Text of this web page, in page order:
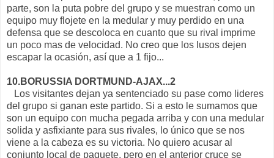
parte, son la puta pobre del grupo y se muestran como un
equipo muy flojete en la medular y muy perdido en una
defensa que se descoloca en cuanto que su rival imprime
un poco mas de velocidad. No creo que los lusos dejen
escapar la ocasión, así que a 1 fijo...
10.BORUSSIA DORTMUND-AJAX...2
Los visitantes dejan ya sentenciado su pase como lideres
del grupo si ganan este partido. Si a esto le sumamos que
son un equipo con mucha pegada arriba y con una medular
solida y asfixiante para sus rivales, lo único que se nos
viene a la cabeza es su victoria. No quiero acusar al
conjunto local de paquete, pero en el anterior cruce se